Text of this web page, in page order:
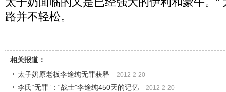
路并不轻松。
相关报道：
太子奶原老板李途纯无罪获释
2012-2-20
李氏“无罪”：“战士”李途纯450天的记忆 2012-2-20